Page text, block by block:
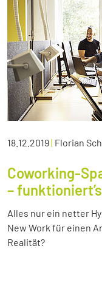
18.12.2019| Florian
Coworking-
–
Alles nur ein netter
New Work für einen
Realität?